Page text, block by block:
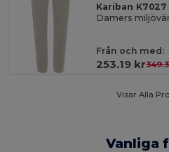
Kariban K7027
Damers
Från och med:
253.19 kr
Visar Alla
Vanliga